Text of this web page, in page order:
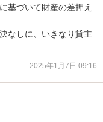
基づいて財産の差押え
なしに、いきなり貸主
2025年1月7日 09:16